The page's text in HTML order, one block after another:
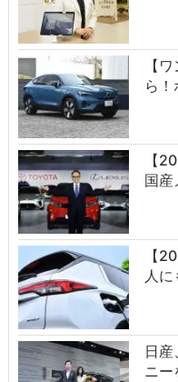
【
ら
【
国
【
人
日
ニー